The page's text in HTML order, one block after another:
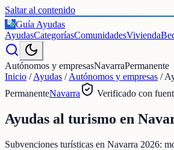
Saltar al contenido
€
Guía Ayudas
AyudasCategoríasComunidadesVivienda
Autónomos y empresasNavarraPermanente
Inicio /Ayudas /Autónomos y empresas /
PermanenteNavarra Verificado con
Ayudas al turismo en
Subvenciones turísticas en Navarra 2026: